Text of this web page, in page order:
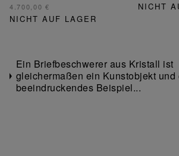
4.700,00 €
NICHT AUF LAGER
NICHT
Ein Briefbeschwerer aus Kristall ist
gleichermaßen ein Kunstobjekt und
beeindruckendes Beispiel...